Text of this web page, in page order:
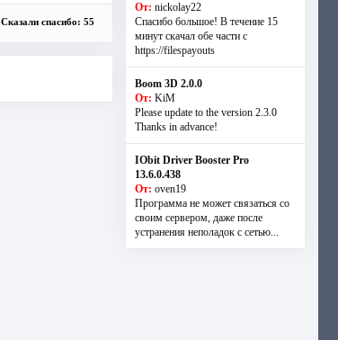
Сказали спасибо: 55
От: nickolay22
Спасибо большое! В течение 15
минут скачал обе части с
https://filespayouts
Boom 3D 2.0.0
От: KiM
Please update to the version 2.3.0
Thanks in advance!
IObit Driver Booster Pro
13.6.0.438
От: oven19
Программа не может связаться со
своим сервером, даже после
устранения неполадок с сетью...